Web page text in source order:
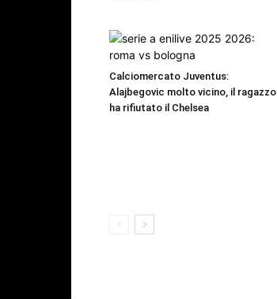
Calciomercato Juventus:
Alajbegovic molto vicino, il ragazzo
ha rifiutato il Chelsea